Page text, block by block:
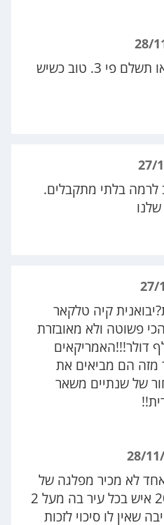
תכלס חפש ביד שתיים או תשלם פי 3. טוב כשיש
לרמה בלתי מתקבלים.
קיה טלקאר
פשוטה ולא מאובזרת
של כמעט 100 אלף דולר!!!האמריקאים
מזה הם מביאים את
של שנתיים משאר
לא מכיר מפלגה של
אדון זליכה, חוץ מאולי 20 איש בכל עיר בה מעל 2
שאין לו סיכוי לזכות